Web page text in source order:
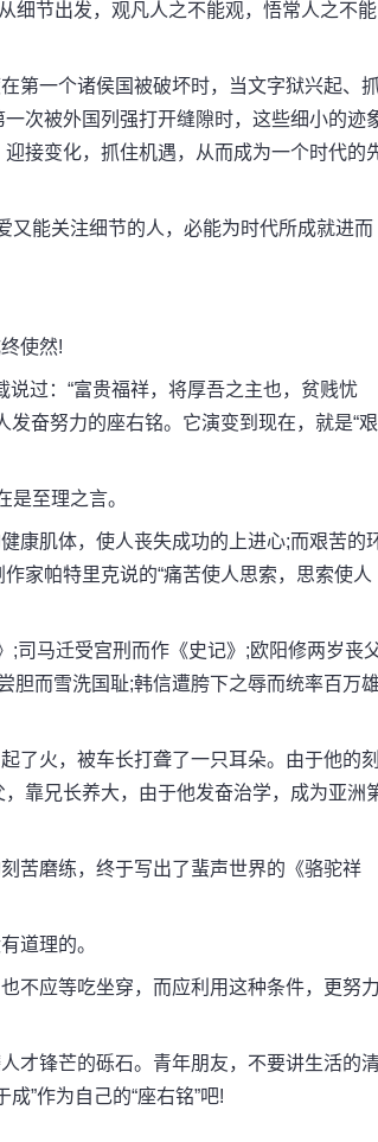
细节出发，观凡人之不能观，悟常人之不能
一个诸侯国被破坏时，当文字狱兴起、抓
次被外国列强打开缝隙时，这些细小的迹
接变化，抓住机遇，从而成为一个时代的
能关注细节的人，必能为时代所成就进而
使然!
过：“富贵福祥，将厚吾之主也，贫贱忧
奋努力的座右铭。它演变到现在，就是“艰
至理之言。
肌体，使人丧失成功的上进心;而艰苦的
家帕特里克说的“痛苦使人思索，思索使人
马迁受宫刑而作《史记》;欧阳修两岁丧
胆而雪洗国耻;韩信遭胯下之辱而统率百万雄
火，被车长打聋了一只耳朵。由于他的刻
靠兄长养大，由于他发奋治学，成为亚洲
磨练，终于写出了蜚声世界的《骆驼祥
道理的。
应等吃坐穿，而应利用这种条件，更努力
锋芒的砾石。青年朋友，不要讲生活的
”作为自己的“座右铭”吧!